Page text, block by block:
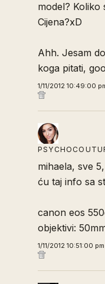
model? Koliko
Cijena?xD
Ahh. Jesam
koga pitati,
1/11/2012 10:49:00
mihaela, sve
ću taj info sa
canon eos
objektivi:
1/11/2012 10:51:00 pm